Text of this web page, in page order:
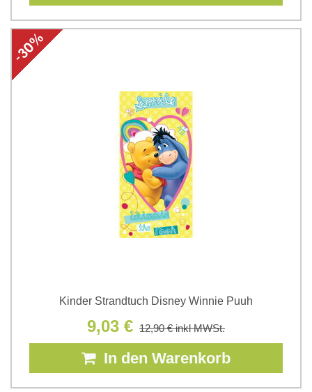
Kinder Strandtuch Disney Winnie Puuh
9,03 € 12,90 €inkl MWSt.
In den Warenkorb